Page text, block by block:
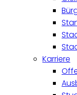
Karriere